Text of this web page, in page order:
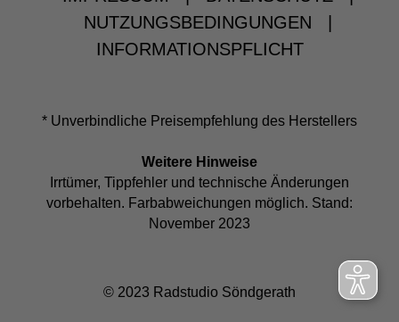
NUTZUNGSBEDINGUNGEN
INFORMATIONSPFLICHT
* Unverbindliche Preisempfehlung des Herstellers
Weitere Hinweise
Irrtümer, Tippfehler und technische Änderungen
vorbehalten. Farbabweichungen möglich. Stand:
November 2023
© 2023 Radstudio Söndgerath